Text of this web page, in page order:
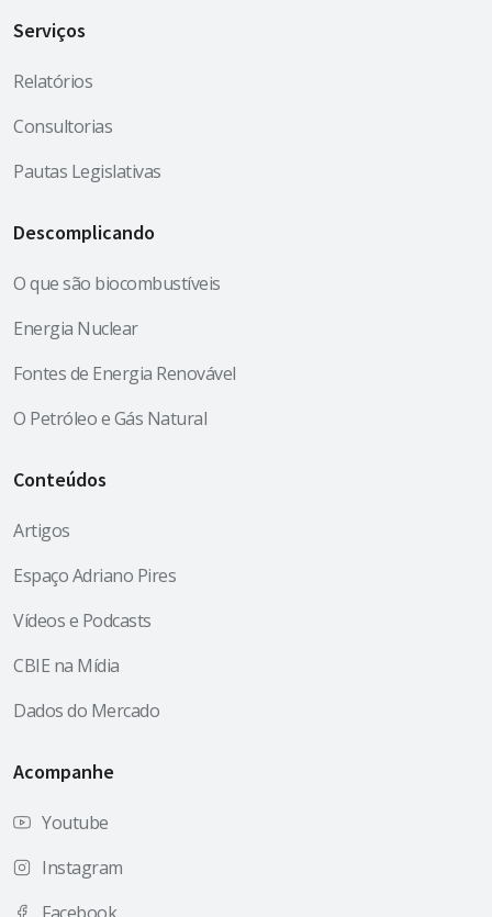
Serviços
Relatórios
Consultorias
Pautas Legislativas
Descomplicando
O que são biocombustíveis
Energia Nuclear
Fontes de Energia Renovável
O Petróleo e Gás Natural
Conteúdos
Artigos
Espaço Adriano Pires
Vídeos e Podcasts
CBIE na Mídia
Dados do Mercado
Acompanhe
Youtube
Instagram